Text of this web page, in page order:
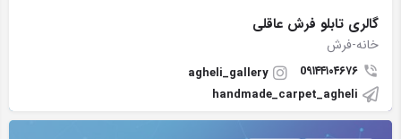
گالری تابلو فرش عاقلی
خانه-فرش
0۹۱۴۴۱۰۴۶۷۶
agheli_gallery
handmade_carpet_agheli